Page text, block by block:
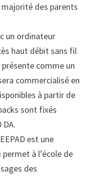
des parents
un ordinateur
haut débit sans fil
présente comme un
commercialisé en
à partir de
sont fixés
est une
à l’école de
des